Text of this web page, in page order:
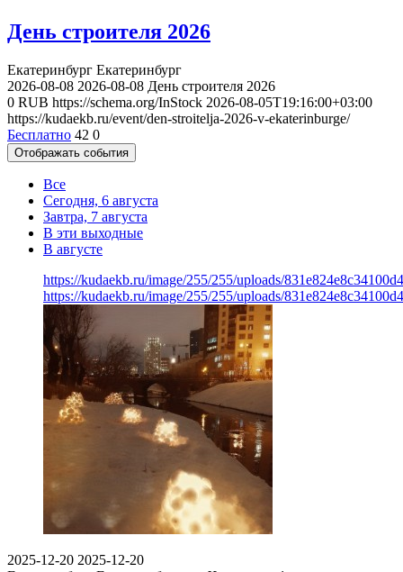
День строителя 2026
Екатеринбург Екатеринбург
2026-08-08 2026-08-08 День строителя 2026
0 RUB https://schema.org/InStock 2026-08-05T19:16:00+03:00
https://kudaekb.ru/event/den-stroitelja-2026-v-ekaterinburge/
Бесплатно 42 0
Отображать события
Все
Сегодня, 6 августа
Завтра, 7 августа
В эти выходные
В августе
https://kudaekb.ru/image/255/255/uploads/
https://kudaekb.ru/image/255/255/uploads/
2025-12-20 2025-12-20